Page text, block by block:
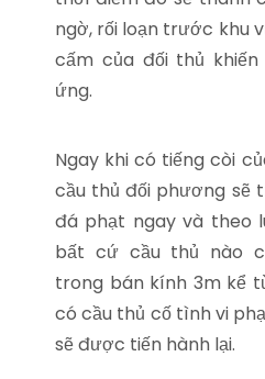
ngờ, rối loạn trước khu
cấm của đối thủ
ứng.
Ngay khi có tiếng còi
cầu thủ đối phương sẽ
đá phạt ngay và theo
bất cứ cầu thủ nào
trong bán kính 3m kể
có cầu thủ cố tình vi
sẽ được tiến hành lại.